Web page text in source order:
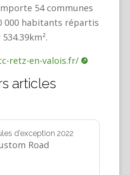
54 communes
000 habitants répartis
retz-en-valois.fr/
articles
d’exception 2022
Road